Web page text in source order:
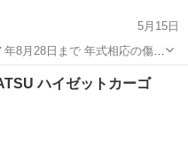
5月15日
で 年式相応の傷、
。 走る、止まる、曲がる問題
！ お待ちしておりますm(__)m
ハイゼットカーゴ